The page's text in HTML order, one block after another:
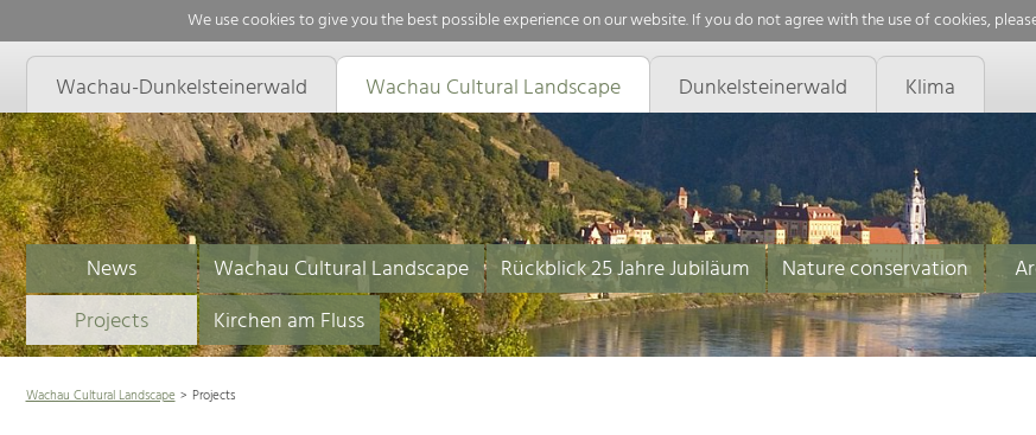
We use cookies to give you the best possible experience on our website. If you do not agree with the use of cookies,
Wachau-Dunkelsteinerwald Wachau Cultural Landscape Dunkelsteinerwald Klima
News Wachau Cultural Landscape Rückblick 25 Jahre Jubiläum Nature conservation
Projects
Kirchen am Fluss
Wachau Cultural Landscape Projects